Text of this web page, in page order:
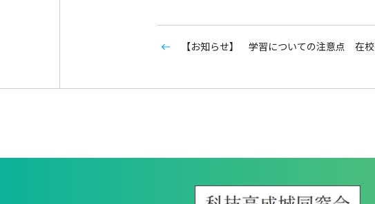
【お知らせ】 学習についての注意点 在